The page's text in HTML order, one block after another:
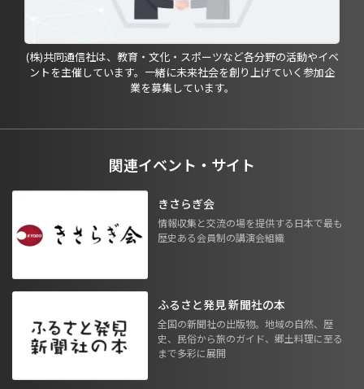
(株)共同通信社は、教育・文化・スポーツなど各分野の活動やイベ
ントを主催しています。一緒に未来社会を創り上げていく参加企
業を募集しています。
関連イベント・サイト
きさらぎ会
情報収集と交流の場を提供する日本で最も
歴史ある会員制の講演会組織
ふるさと発見 新聞社の本
全国の新聞社の出版物。地域の自然、歴
史、民俗から旅のガイド、郷土料理に至る
まで多彩に展開